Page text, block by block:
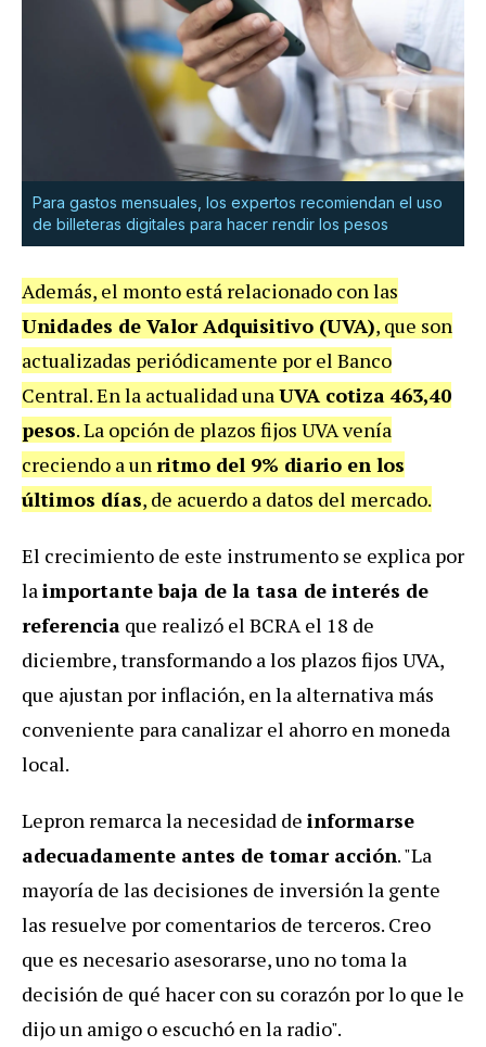
Para gastos mensuales, los expertos recomiendan el uso
de billeteras digitales para hacer rendir los pesos
Además, el monto está relacionado con las
Unidades de Valor Adquisitivo (UVA), que son
actualizadas periódicamente por el Banco
Central. En la actualidad unaUVA cotiza 463,40
pesos. La opción de plazos fijos UVA venía
creciendo a unritmo del 9% diario en los
últimos días, de acuerdo a datos del mercado.
El crecimiento de este instrumento se explica por
laimportante baja de la tasa de interés de
referencia que realizó el BCRA el 18 de
diciembre, transformando a los plazos fijos UVA,
que ajustan por inflación, en la alternativa más
conveniente para canalizar el ahorro en moneda
local.
Lepron remarca la necesidad de informarse
adecuadamente antes de tomar acción. "La
mayoría de las decisiones de inversión la gente
las resuelve por comentarios de terceros. Creo
que es necesario asesorarse, uno no toma la
decisión de qué hacer con su corazón por lo que le
dijo un amigo o escuchó en la radio".